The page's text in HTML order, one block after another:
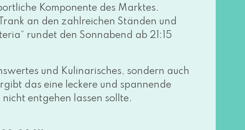
Komponente des Marktes.
an den zahl­rei­chen Ständen und
run­det den Sonnabend ab 21:15
und Kulinarisches, son­dern auch
das eine lecke­re und span­nen­de
ent­ge­hen las­sen sollte.